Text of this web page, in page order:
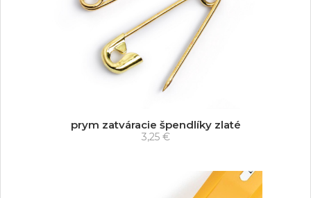
prym zatváracie špendlíky zlaté
3,25 €